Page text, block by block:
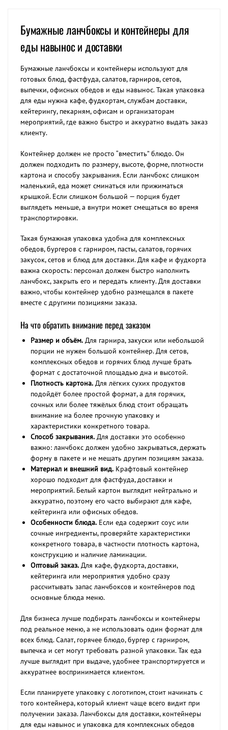
Бумажные ланчбоксы и контейнеры для
еды навынос и доставки
Бумажные ланчбоксы и контейнеры используют для
готовых блюд, фастфуда, салатов, гарниров, сетов,
выпечки, офисных обедов и еды навынос. Такая упаковка
для еды нужна кафе, фудкортам, службам доставки,
кейтерингу, пекарням, офисам и организаторам
мероприятий, где важно быстро и аккуратно выдать заказ
клиенту.
Контейнер должен не просто “вместить” блюдо. Он
должен подходить по размеру, высоте, форме, плотности
картона и способу закрывания. Если ланчбокс слишком
маленький, еда может сминаться или прижиматься
крышкой. Если слишком большой — порция будет
выглядеть меньше, а внутри может смещаться во время
транспортировки.
Такая бумажная упаковка удобна для комплексных
обедов, бургеров с гарниром, пасты, салатов, горячих
закусок, сетов и блюд для доставки. Для кафе и фудкорта
важна скорость: персонал должен быстро наполнить
ланчбокс, закрыть его и передать клиенту. Для доставки
важно, чтобы контейнер удобно размещался в пакете
вместе с другими позициями заказа.
На что обратить внимание перед заказом
Размер и объём. Для гарнира, закуски или небольшой
порции не нужен большой контейнер. Для сетов,
комплексных обедов и горячих блюд лучше брать
формат с достаточной площадью дна и высотой.
Плотность картона. Для лёгких сухих продуктов
подойдёт более простой формат, а для горячих,
сочных или более тяжёлых блюд стоит обращать
внимание на более прочную упаковку и
характеристики конкретного товара.
Способ закрывания. Для доставки это особенно
важно: ланчбокс должен удобно закрываться, держать
форму в пакете и не мешать другим позициям заказа.
Материал и внешний вид. Крафтовый контейнер
хорошо подходит для фастфуда, доставки и
мероприятий. Белый картон выглядит нейтрально и
аккуратно, поэтому его часто выбирают для кафе,
кейтеринга или офисных обедов.
Особенности блюда. Если еда содержит соус или
сочные ингредиенты, проверяйте характеристики
конкретного товара, в частности плотность картона,
конструкцию и наличие ламинации.
Оптовый заказ. Для кафе, фудкорта, доставки,
кейтеринга или мероприятия удобно сразу
рассчитывать запас ланчбоксов и контейнеров под
основные блюда меню.
Для бизнеса лучше подбирать ланчбоксы и контейнеры
под реальное меню, а не использовать один формат для
всех блюд. Салат, горячее блюдо, бургер с гарниром,
выпечка и сет могут требовать разной упаковки. Так еда
лучше выглядит при выдаче, удобнее транспортируется и
аккуратнее воспринимается клиентом.
Если планируете упаковку с логотипом, стоит начинать с
того контейнера, который клиент чаще всего видит при
получении заказа. Ланчбоксы для доставки, контейнеры
для еды навынос и упаковка для комплексных обедов